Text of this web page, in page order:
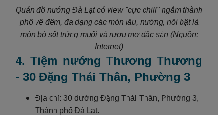
Quán đồ nướng Đà Lạt có view "cực chill" ngắm thành
phố về đêm, đa dạng các món lẩu, nướng, nổi bật là
món bò sốt trứng muối và rượu mơ đặc sản (Nguồn:
Internet)
4. Tiệm nướng Thương Thương
- 30 Đặng Thái Thân, Phường 3
Địa chỉ: 30 đường Đặng Thái Thân, Phường 3,
Thành phố Đà Lạt.